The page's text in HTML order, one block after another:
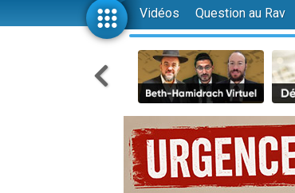
Vidéos Question au Rav